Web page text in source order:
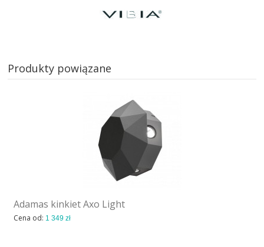
Produkty powiązane
Adamas kinkiet Axo Light
Cena od: 1 349 zł